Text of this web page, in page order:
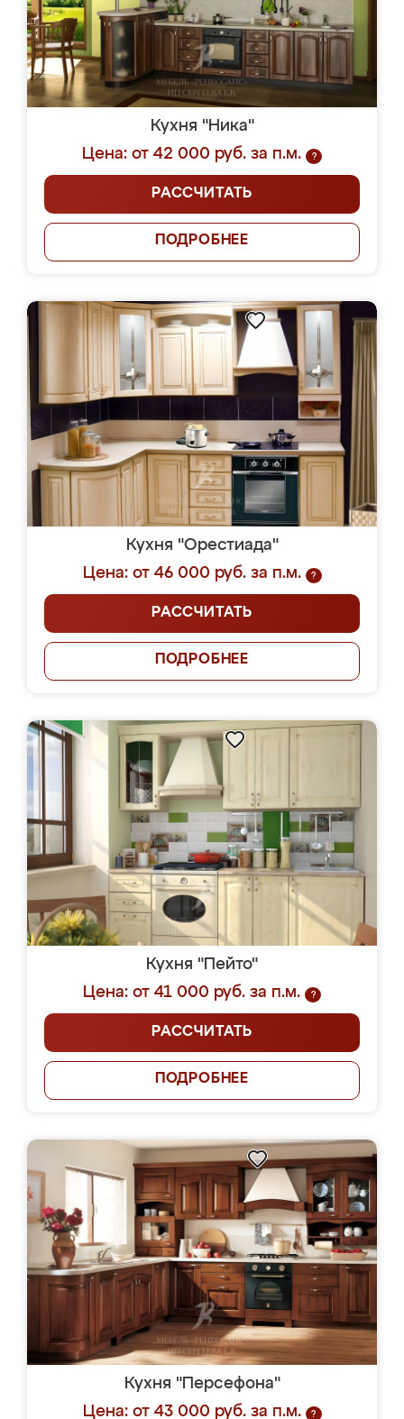
Кухня "Ника"
Цена: от 42 000 руб. за п.м.
?
РАССЧИТАТЬ
ПОДРОБНЕЕ
Кухня "Орестиада"
Цена: от 46 000 руб. за п.м.
?
РАССЧИТАТЬ
ПОДРОБНЕЕ
Кухня "Пейто"
Цена: от 41 000 руб. за п.м.
?
РАССЧИТАТЬ
ПОДРОБНЕЕ
Кухня "Персефона"
Цена: от 43 000 руб. за п.м.
?